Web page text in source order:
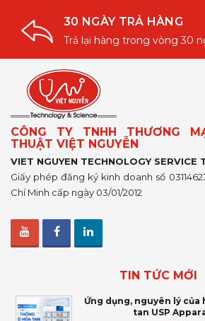
30 NGÀY TRẢ HÀNG
Trả lại hàng trong vòng 30
CÔNG TY TNHH THƯƠNG
THUẬT VIỆT NGUYỄN
VIET NGUYEN TECHNOLOGY SERVICE
Giấy phép đăng ký kinh doanh số
Chí Minh cấp ngày 03/01/2012
TIN TỨC MỚI
Ứng dụng, nguyên lý của
tan USP